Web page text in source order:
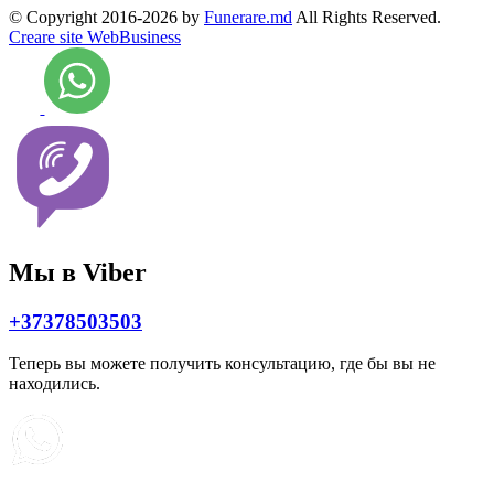
© Copyright 2016-2026 by Funerare.md All Rights Reserved.
Creare site WebBusiness
Мы в Viber
+37378503503
Теперь вы можете получить консультацию, где бы вы не
находились.